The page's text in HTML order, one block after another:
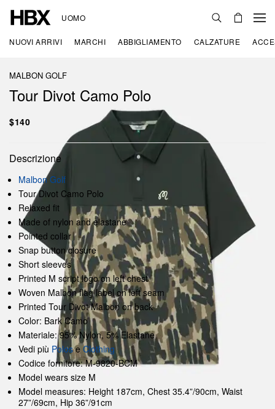
UOMO
NUOVI ARRIVI MARCHI ABBIGLIAMENTO CALZATURE
MALBON GOLF
Tour Divot Camo Polo
$140
Descrizione
Malbon Golf
Tour Divot Camo Polo
Relaxed fit
Made of nylon and elastane
Pointed collar
Snap button closure
Short sleeves
Printed M script logo on left chest
Woven Malbon flag label on left seam
Printed Tour Divot Malbon on back
Color: Bark Camo
Materiale: 95% Nylon, 5% Elastane
Vedi più PoloseClothing
Codice fornitore: M-9820-BCM
Model wears size M
Model measures: Height 187cm, Chest 35.4”/90cm, Waist
27”/69cm, Hip 36”/91cm